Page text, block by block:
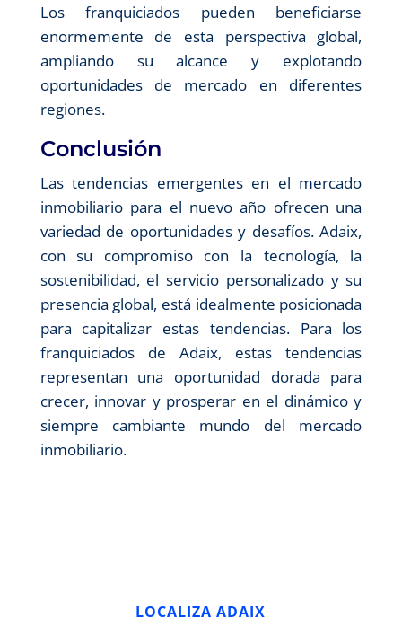
Los franquiciados pueden beneficiarse
enormemente de esta perspectiva global,
ampliando su alcance y explotando
oportunidades de mercado en diferentes
regiones.
Conclusión
Las tendencias emergentes en el mercado
inmobiliario para el nuevo año ofrecen una
variedad de oportunidades y desafíos. Adaix,
con su compromiso con la tecnología, la
sostenibilidad, el servicio personalizado y su
presencia global, está idealmente posicionada
para capitalizar estas tendencias. Para los
franquiciados de Adaix, estas tendencias
representan una oportunidad dorada para
crecer, innovar y prosperar en el dinámico y
siempre cambiante mundo del mercado
inmobiliario.
LOCALIZA ADAIX